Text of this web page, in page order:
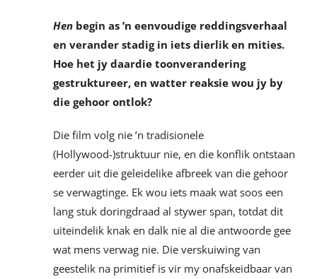
Henbegin as ’n eenvoudige reddingsverhaal
en verander stadig in iets dierlik en mities.
Hoe het jy daardie toonverandering
gestruktureer, en watter reaksie wou jy by
die gehoor ontlok?
Die film volg nie ’n tradisionele
(Hollywood-)struktuur nie, en die konflik ontstaan
eerder uit die geleidelike afbreek van die gehoor
se verwagtinge. Ek wou iets maak wat soos een
lang stuk doringdraad al stywer span, totdat dit
uiteindelik knak en dalk nie al die antwoorde gee
wat mens verwag nie. Die verskuiwing van
geestelik na primitief is vir my onafskeidbaar van